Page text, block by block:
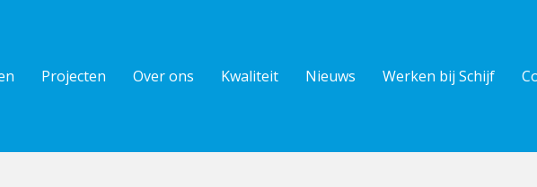
Projecten Over ons Kwaliteit Nieuws Werken bij Schijf